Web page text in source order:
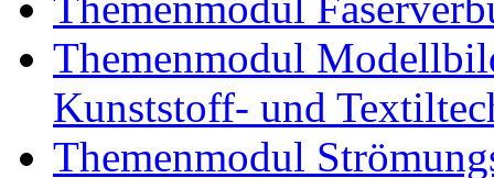
Themenmodul
Kunststoff- und
Themenmodul